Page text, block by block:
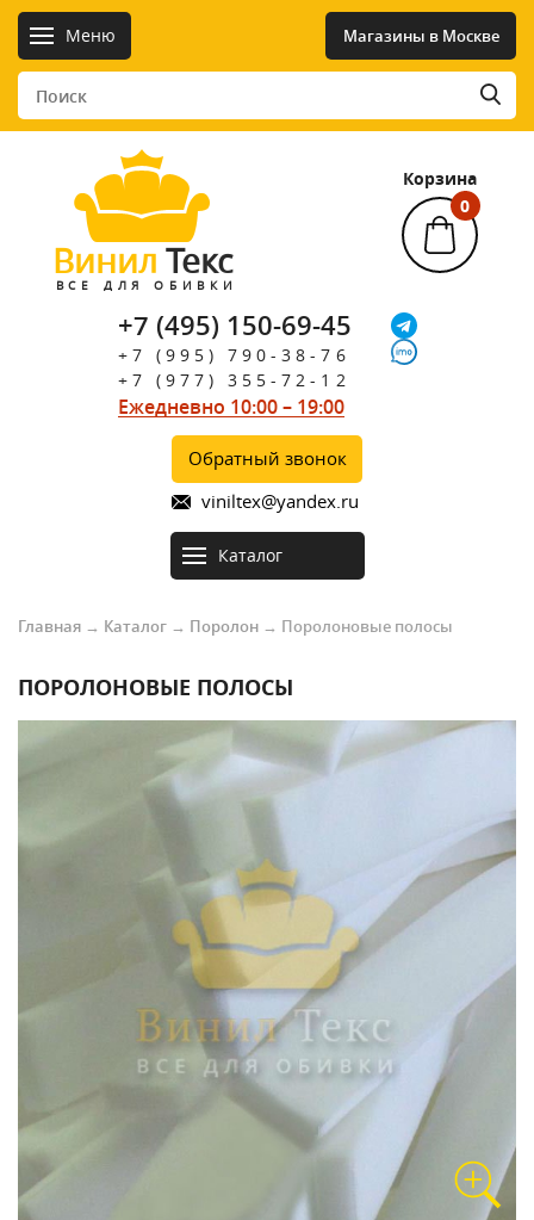
Меню Магазины в Москве
Винил Текс
ВСЕ ДЛЯ ОБИВКИ
+7 (495) 150-69-45
+7 (995) 790-38-76
+7 (977) 355-72-12
Ежедневно 10:00 – 19:00
Обратный звонок
viniltex@yandex.ru
Корзина
0
Каталог
Главная → Каталог → Поролон → Поролоновые полосы
ПОРОЛОНОВЫЕ ПОЛОСЫ